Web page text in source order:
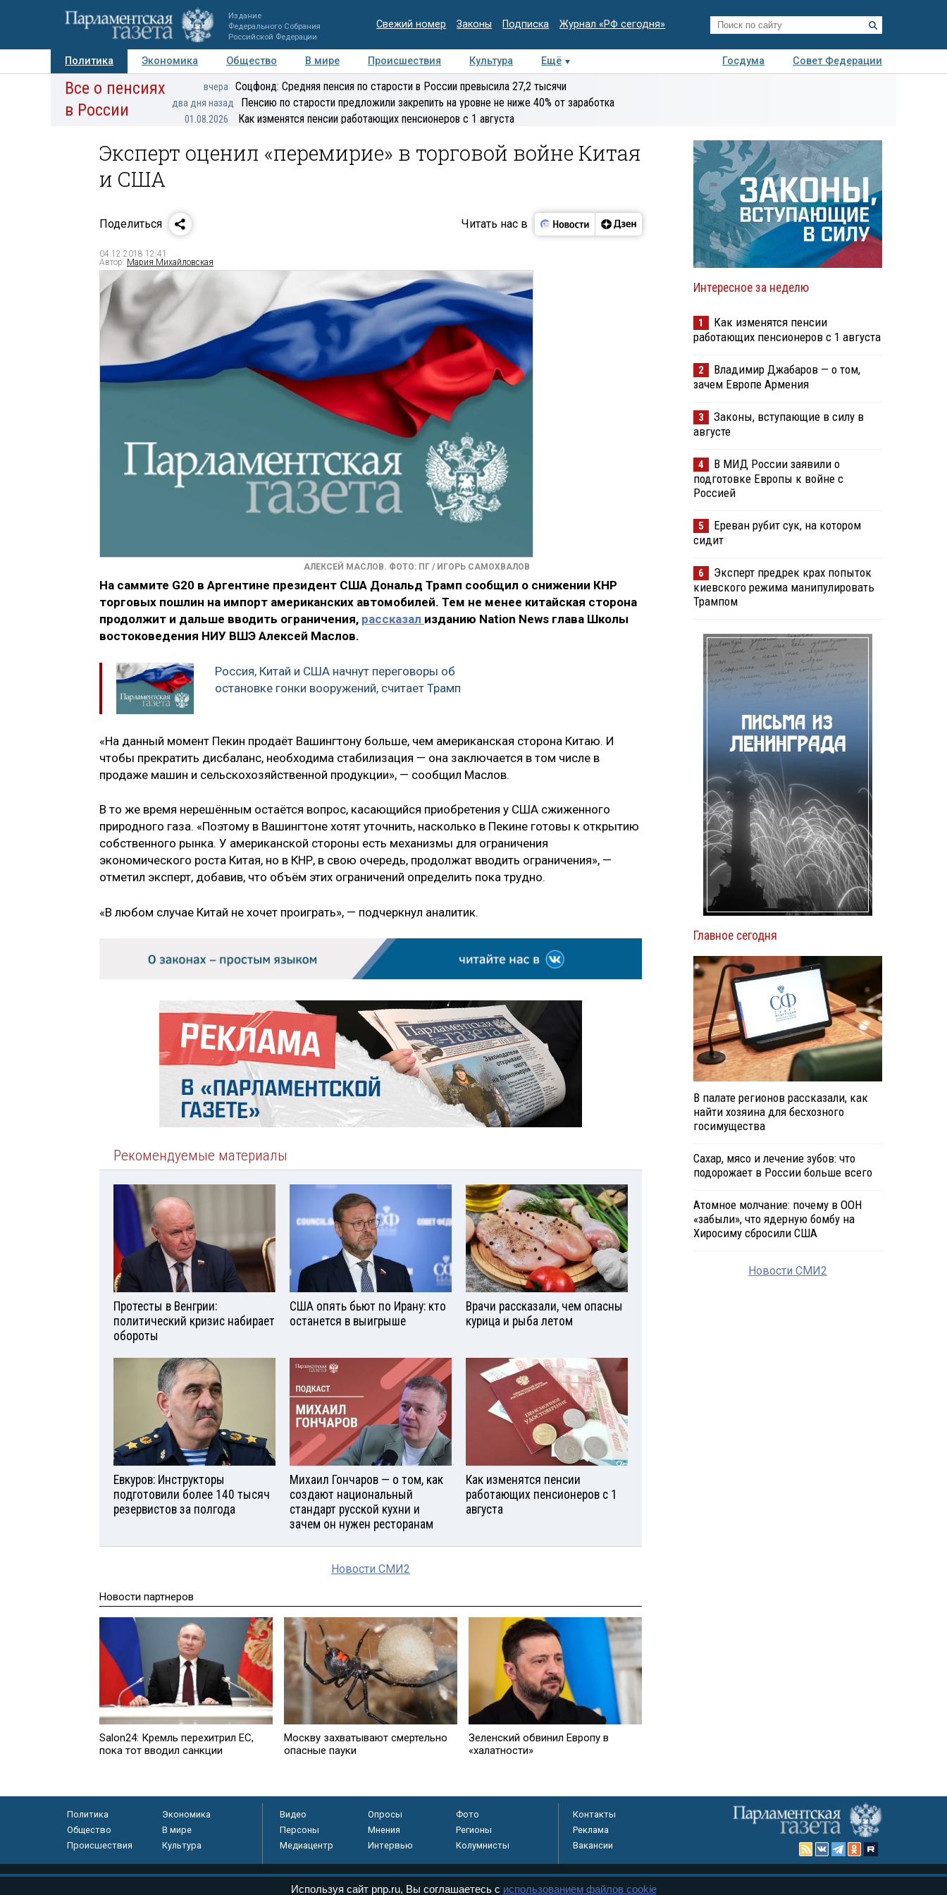
Издание
Федерального Собрания
Российской Федерации
Свежий номер Законы Подписка Журнал «РФ сегодня»
Политика Экономика Общество В мире Происшествия Культура Ещё Госдума
Совет Федерации
Авторы Персоны Мнения Регионы Медиацентр Интервью Колумнисты
экспертиза
Все о пенсиях
в России
вчера Соцфонд: Средняя пенсия по старости в России превысила 27,2 тысячи
два дня назад Пенсию по старости предложили закрепить на уровне не ниже 40% от заработка
01.08.2026 Как изменятся пенсии работающих пенсионеров с 1 августа
Эксперт оценил «перемирие» в торговой войне Китая
и США
Поделиться Читать нас в
04.12.2018 12:41
Автор: Мария Михайловская
АЛЕКСЕЙ МАСЛОВ. ФОТО: ПГ / ИГОРЬ САМОХВАЛОВ
На саммите G20 в Аргентине президент США Дональд Трамп сообщил о снижении КНР
торговых пошлин на импорт американских автомобилей. Тем не менее китайская сторона
продолжит и дальше вводить ограничения, рассказал изданию Nation News глава Школы
востоковедения НИУ ВШЭ Алексей Маслов.
Россия, Китай и США начнут переговоры об
остановке гонки вооружений, считает Трамп
«На данный момент Пекин продаёт Вашингтону больше, чем американская сторона Китаю. И
чтобы прекратить дисбаланс, необходима стабилизация — она заключается в том числе в
продаже машин и сельскохозяйственной продукции», — сообщил Маслов.
В то же время нерешённым остаётся вопрос, касающийся приобретения у США сжиженного
природного газа. «Поэтому в Вашингтоне хотят уточнить, насколько в Пекине готовы к открытию
собственного рынка. У американской стороны есть механизмы для ограничения
экономического роста Китая, но в КНР, в свою очередь, продолжат вводить ограничения», —
отметил эксперт, добавив, что объём этих ограничений определить пока трудно.
«В любом случае Китай не хочет проиграть», — подчеркнул аналитик.
Рекомендуемые материалы
Протесты в Венгрии:
политический кризис набирает
обороты
США опять бьют по Ирану: кто
останется в выигрыше
Врачи рассказали, чем опасны
курица и рыба летом
Евкуров: Инструкторы
подготовили более 140 тысяч
резервистов за полгода
Михаил Гончаров — о том, как
создают национальный
стандарт русской кухни и
зачем он нужен ресторанам
Как изменятся пенсии
работающих пенсионеров с 1
августа
Новости СМИ2
Новости партнеров
Salon24: Кремль перехитрил EC,
пока тот вводил санкции
Москву захватывают смертельно
опасные пауки
Зеленский обвинил Европу в
«халатности»
Интересное за неделю
1
Как изменятся пенсии
работающих пенсионеров с 1 августа
2
Владимир Джабаров — о том,
зачем Европе Армения
3
Законы, вступающие в силу в
августе
4
В МИД России заявили о
подготовке Европы к войне с
Россией
5
Ереван рубит сук, на котором
сидит
6
Эксперт предрек крах попыток
киевского режима манипулировать
Трампом
Главное сегодня
В палате регионов рассказали, как
найти хозяина для бесхозного
госимущества
Сахар, мясо и лечение зубов: что
подорожает в России больше всего
Атомное молчание: почему в ООН
«забыли», что ядерную бомбу на
Хиросиму сбросили США
Новости СМИ2
Политика
Экономика
Общество
В мире
Происшествия
Культура
Видео Опросы
Фото
Персоны
Мнения
Регионы
Медиацентр
Интервью Колумнисты
Контакты
Реклама
Вакансии
Используя сайт pnp.ru, Вы соглашаетесь с использованием файлов cookie